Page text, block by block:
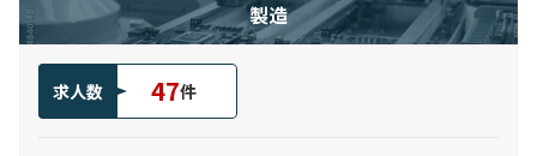
製造
求人数 47件